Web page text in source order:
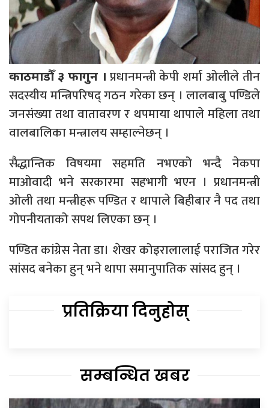
काठमाडौँ ३ फागुन । प्रधानमन्त्री केपी शर्मा ओलीले तीन
सदस्यीय मन्त्रिपरिषद् गठन गरेका छन् । लालबाबु पण्डिले
जनसंख्या तथा वातावरण र थपमाया थापाले महिला तथा
वालबालिका मन्त्रालय सम्हाल्नेछन् ।
सैद्धान्तिक विषयमा सहमति नभएको भन्दै नेकपा
माओवादी भने सरकारमा सहभागी भएन । प्रधानमन्त्री
ओली तथा मन्त्रीहरू पण्डित र थापाले बिहीबार नै पद तथा
गोपनीयताको सपथ लिएका छन् ।
पण्डित कांग्रेस नेता डा। शेखर कोइरालालाई पराजित गरेर
सांसद बनेका हुन् भने थापा समानुपातिक सांसद हुन् ।
प्रतिक्रिया दिनुहोस्
सम्बन्धित खबर